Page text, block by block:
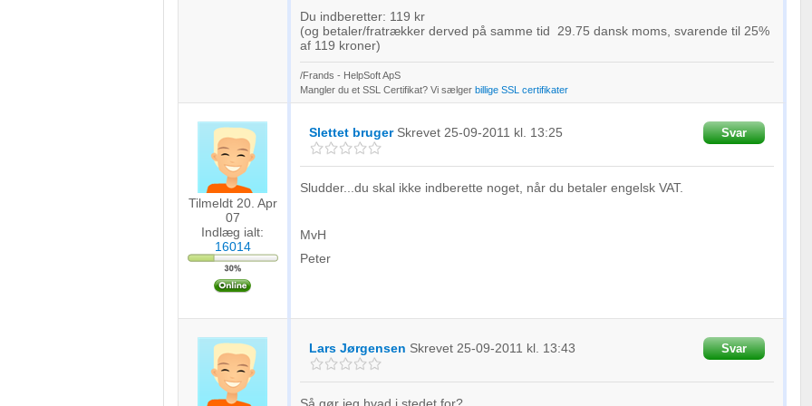
Du indberetter: 119 kr
(og betaler/fratrækker derved på samme tid 29.75 dansk moms, svarende til 25%
af 119 kroner)
/Frands - HelpSoft ApS
Mangler du et SSL Certifikat? Vi sælger billige SSL certifikater
Tilmeldt 20. Apr
07
Indlæg ialt:
16014
Slettet bruger Skrevet 25-09-2011 kl. 13:25 Svar
Sludder...du skal ikke indberette noget, når du betaler engelsk VAT.
MvH
Peter
Lars Jørgensen Skrevet 25-09-2011 kl. 13:43 Svar